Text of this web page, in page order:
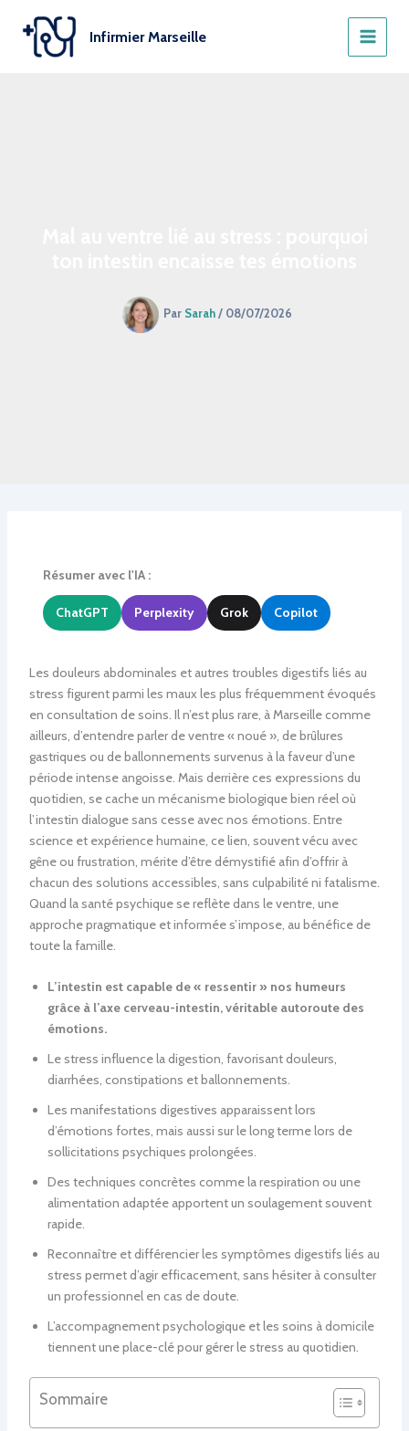
contenu
Infirmier Marseille
Par Sarah/ 08/07/2026
Résumer avec l'IA :
ChatGPT Perplexity Grok Copilot
Les douleurs abdominales et autres troubles digestifs liés au
stress figurent parmi les maux les plus fréquemment évoqués
en consultation de soins. Il n’est plus rare, à Marseille comme
ailleurs, d’entendre parler de ventre « noué », de brûlures
gastriques ou de ballonnements survenus à la faveur d’une
période intense angoisse. Mais derrière ces expressions du
quotidien, se cache un mécanisme biologique bien réel où
l’intestin dialogue sans cesse avec nos émotions. Entre
science et expérience humaine, ce lien, souvent vécu avec
gêne ou frustration, mérite d’être démystifié afin d’offrir à
chacun des solutions accessibles, sans culpabilité ni fatalisme.
Quand la santé psychique se reflète dans le ventre, une
approche pragmatique et informée s’impose, au bénéfice de
toute la famille.
L’intestin est capable de « ressentir » nos humeurs
grâce à l’axe cerveau-intestin, véritable autoroute des
émotions.
Le stress influence la digestion, favorisant douleurs,
diarrhées, constipations et ballonnements.
Les manifestations digestives apparaissent lors
d’émotions fortes, mais aussi sur le long terme lors de
sollicitations psychiques prolongées.
Des techniques concrètes comme la respiration ou une
alimentation adaptée apportent un soulagement souvent
rapide.
Reconnaître et différencier les symptômes digestifs liés au
stress permet d’agir efficacement, sans hésiter à consulter
un professionnel en cas de doute.
L’accompagnement psychologique et les soins à domicile
tiennent une place-clé pour gérer le stress au quotidien.
Sommaire